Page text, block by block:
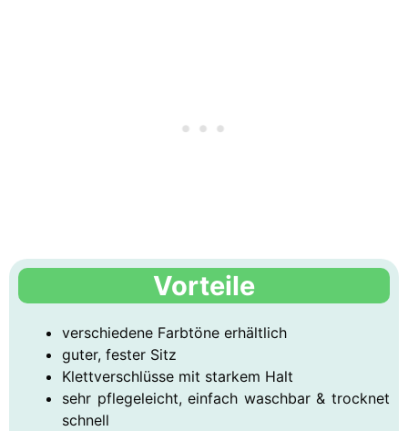
Vorteile
verschiedene Farbtöne erhältlich
guter, fester Sitz
Klettverschlüsse mit starkem Halt
sehr pflegeleicht, einfach waschbar & trocknet
schnell